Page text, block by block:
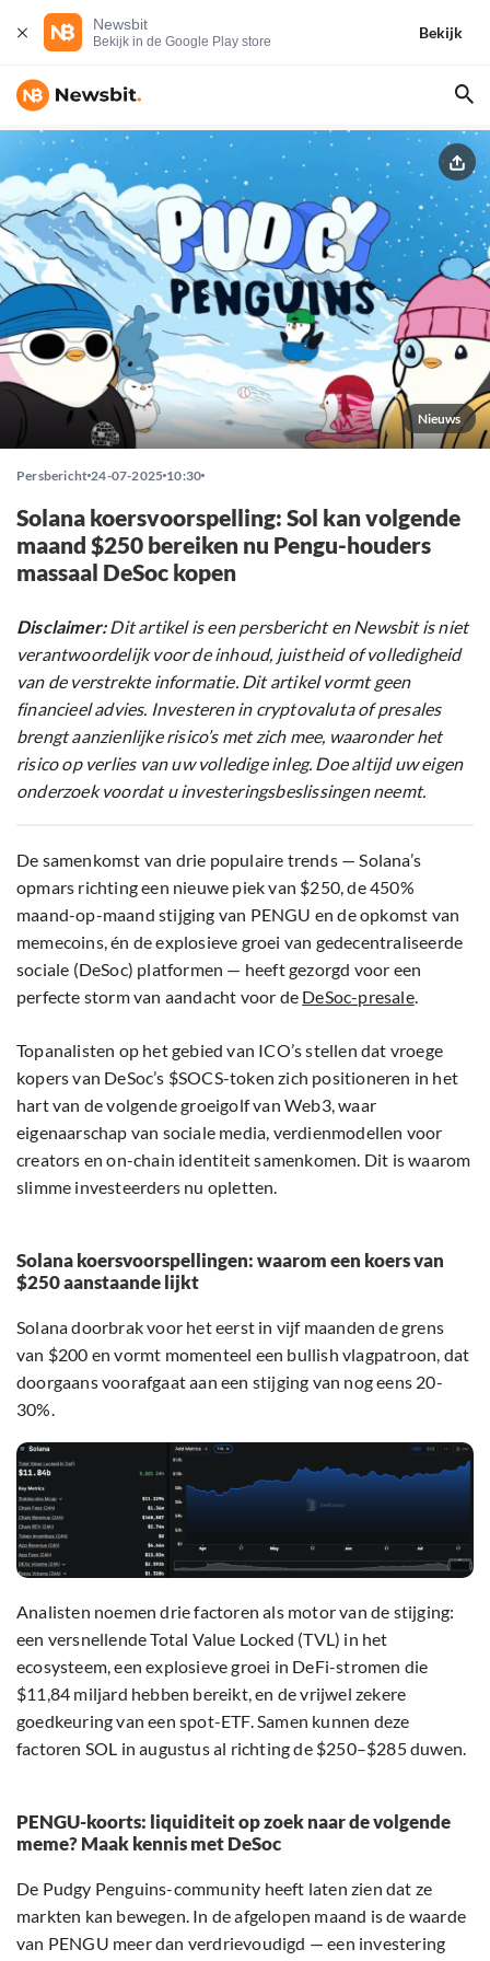
Newsbit
Bekijk in de Google Play store
Bekijk
Nieuws
Persbericht 24-07-2025 10:30
Solana koersvoorspelling: Sol kan volgende
maand $250 bereiken nu Pengu-houders
massaal DeSoc kopen
Disclaimer:Dit artikel is een persbericht en Newsbit is niet
verantwoordelijk voor de inhoud, juistheid of volledigheid
van de verstrekte informatie. Dit artikel vormt geen
financieel advies. Investeren in cryptovaluta of presales
brengt aanzienlijke risico’s met zich mee, waaronder het
risico op verlies van uw volledige inleg. Doe altijd uw eigen
onderzoek voordat u investeringsbeslissingen neemt.
De samenkomst van drie populaire trends — Solana’s
opmars richting een nieuwe piek van $250, de 450%
maand-op-maand stijging van PENGU en de opkomst van
memecoins, én de explosieve groei van gedecentraliseerde
sociale (DeSoc) platformen — heeft gezorgd voor een
perfecte storm van aandacht voor de DeSoc-presale.
Topanalisten op het gebied van ICO’s stellen dat vroege
kopers van DeSoc’s $SOCS-token zich positioneren in het
hart van de volgende groeigolf van Web3, waar
eigenaarschap van sociale media, verdienmodellen voor
creators en on-chain identiteit samenkomen. Dit is waarom
slimme investeerders nu opletten.
Solana koersvoorspellingen: waarom een koers van
$250 aanstaande lijkt
Solana doorbrak voor het eerst in vijf maanden de grens
van $200 en vormt momenteel een bullish vlagpatroon, dat
doorgaans voorafgaat aan een stijging van nog eens 20-
30%.
Analisten noemen drie factoren als motor van de stijging:
een versnellende Total Value Locked (TVL) in het
ecosysteem, een explosieve groei in DeFi-stromen die
$11,84 miljard hebben bereikt, en de vrijwel zekere
goedkeuring van een spot-ETF. Samen kunnen deze
factoren SOL in augustus al richting de $250–$285 duwen.
PENGU-koorts: liquiditeit op zoek naar de volgende
meme? Maak kennis met DeSoc
De Pudgy Penguins-community heeft laten zien dat ze
markten kan bewegen. In de afgelopen maand is de waarde
van PENGU meer dan verdrievoudigd — een investering